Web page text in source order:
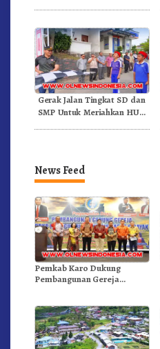
Gerak Jalan Tingkat SD dan
SMP Untuk Meriahkan HUT
News Feed
Pemkab Karo Dukung
Pembangunan Gereja